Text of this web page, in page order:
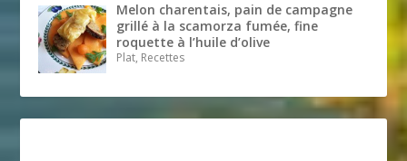
Melon charentais, pain de campagne
grillé à la scamorza fumée, fine
roquette à l’huile d’olive
Plat, Recettes